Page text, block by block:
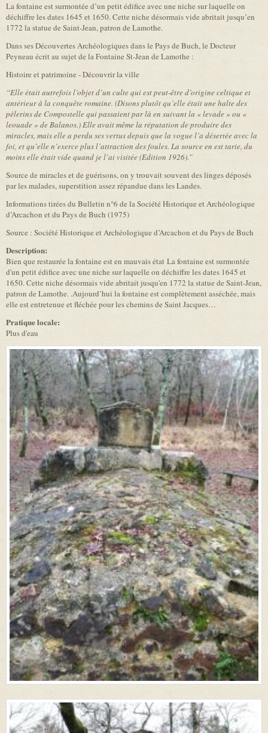
La fontaine est surmontée d’un petit édifice avec une niche sur laquelle on
déchiffre les dates 1645 et 1650. Cette niche désormais vide abritait jusqu’en
1772 la statue de Saint-Jean, patron de Lamothe.
Dans ses Découvertes Archéolo­giques dans le Pays de Buch, le Docteur
Peyneau écrit au sujet de la Fontaine St-Jean de Lamothe :
Histoire et patrimoine - Découvrir la ville
“Elle était autre­fois l’objet d’un culte qui est peut-être d’origine celtique et
antérieur à la conquête romaine. (Disons plutôt qu’elle était une halte des
pèlerins de Compostelle qui passaient par là en suivant la « levade » ou «
leouade » de Balanos.) Elle avait même la réputation de produire des
miracles, mais elle a perdu ses vertus depuis que la vogue l’a désertée avec la
foi, et qu’elle n’exerce plus l’attraction des foules. La source en est tarie, du
moins elle était vide quand je l’ai visitée (Edition 1926).”
Source de miracles et de guérisons, on y trouvait souvent des linges déposés
par les malades, superstition assez répandue dans les Landes.
Informations tirées du Bulletin n°6 de la Société Historique et Archéologique
d’Arcachon et du Pays de Buch (1975)
Source : Société Historique et Archéologique d’Arcachon et du Pays de Buch
Description:
Bien que restaurée la fontaine est en mauvais état La fontaine est surmontée
d'un petit édifice avec une niche sur laquelle on déchiffre les dates 1645 et
1650. Cette niche désormais vide abritait jusqu'en 1772 la statue de Saint-Jean,
patron de Lamothe. .Aujourd’hui la fontaine est complètement asséchée, mais
elle est entretenue et fléchée pour les chemins de Saint Jacques…
Pratique locale:
Plus d'eau